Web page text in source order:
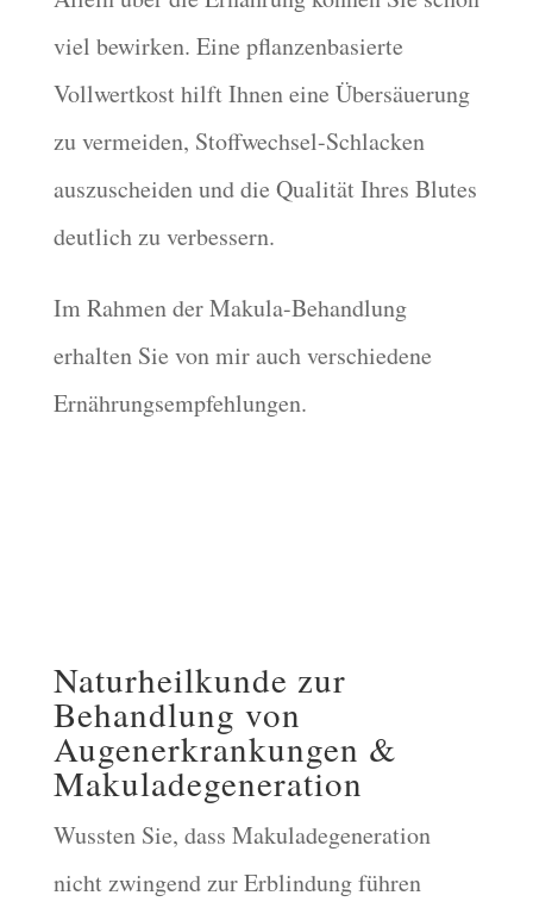
viel bewirken. Eine pflanzenbasierte
Vollwertkost hilft Ihnen eine Übersäuerung
zu vermeiden, Stoffwechsel-Schlacken
auszuscheiden und die Qualität Ihres Blutes
deutlich zu verbessern.
Im Rahmen der Makula-Behandlung
erhalten Sie von mir auch verschiedene
Ernährungsempfehlungen.
Naturheilkunde zur
Behandlung von
Augenerkrankungen &
Makuladegeneration
Wussten Sie, dass Makuladegeneration
nicht zwingend zur Erblindung führen